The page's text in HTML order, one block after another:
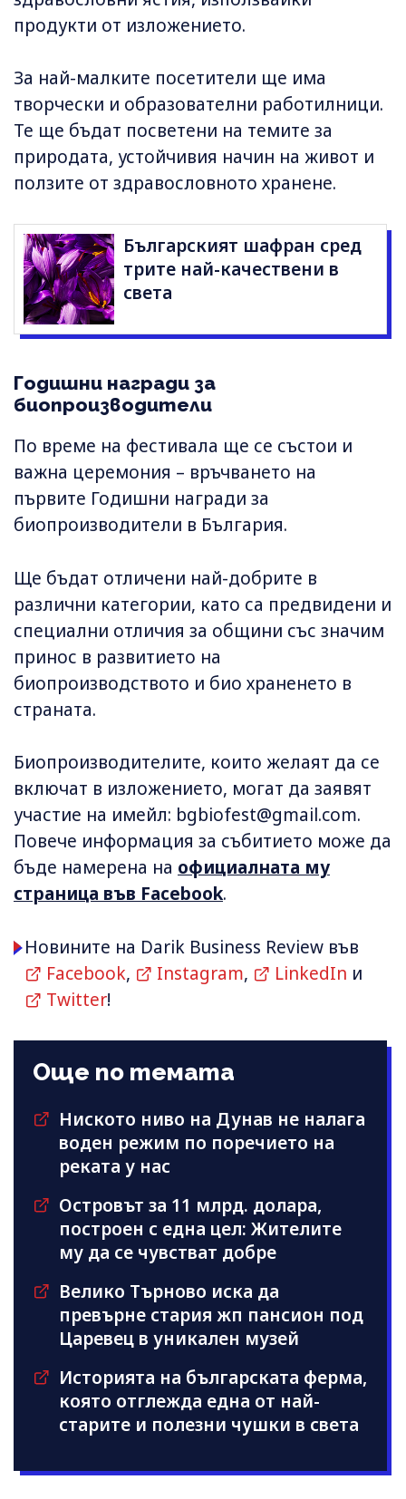
продукти от изложението.
За най-малките посетители ще има
творчески и образователни работилници.
Те ще бъдат посветени на темите за
природата, устойчивия начин на живот и
ползите от здравословното хранене.
Българският шафран сред
трите най-качествени в
света
Годишни награди за
биопроизводители
По време на фестивала ще се състои и
важна церемония – връчването на
първите Годишни награди за
биопроизводители в България.
Ще бъдат отличени най-добрите в
различни категории, като са предвидени и
специални отличия за общини със значим
принос в развитието на
биопроизводството и био храненето в
страната.
Биопроизводителите, които желаят да се
включат в изложението, могат да заявят
участие на имейл: bgbiofest@gmail.com.
Повече информация за събитието може да
бъде намерена на официалната му
страница във Facebook.
Новините на Darik Business Review във
Facebook, Instagram, LinkedIn и
Twitter!
Още по темата
Ниското ниво на Дунав не налага
воден режим по поречието на
реката у нас
Островът за 11 млрд. долара,
построен с една цел: Жителите
му да се чувстват добре
Велико Търново иска да
превърне стария жп пансион под
Царевец в уникален музей
Историята на българската ферма,
която отглежда една от най-
старите и полезни чушки в света